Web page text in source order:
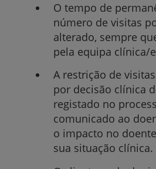
O tempo de
número de visitas
alterado, sempre
pela equipa clínica/
A restrição de
por decisão clínica
registado no
comunicado ao
o impacto no
sua situação clínica.